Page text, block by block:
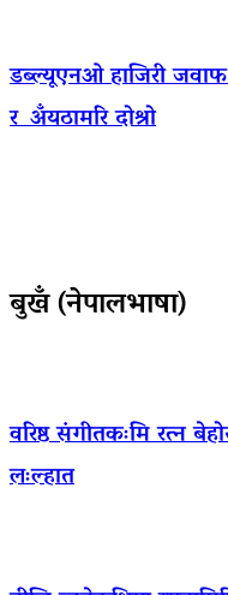
डब्ल्यूएनओ हाजिरी
र अँयठामरि दोश्रो
बुखँ (नेपालभाषा)
वरिष्ठ संगीतकःमि रत्न
लःल्हात